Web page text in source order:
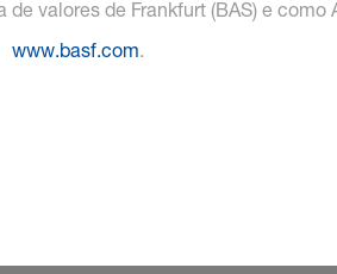
valores de Frankfurt (BAS) e
www.basf.com.